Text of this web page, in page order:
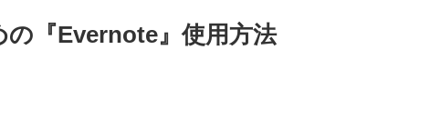
『Evernote』使用方法